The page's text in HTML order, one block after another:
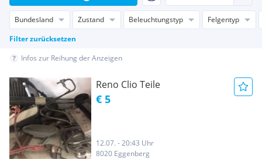
Bundesland Zustand Beleuchtungstyp
Felgentyp
Filter zurücksetzen
Infos zur Reihung der Anzeigen
Reno Clio Teile
€ 5
12.07. - 20:43 Uhr
8020 Eggenberg